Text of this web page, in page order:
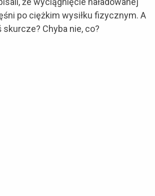
po ciężkim wysiłku fizycznym. A
skurcze? Chyba nie, co?